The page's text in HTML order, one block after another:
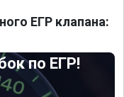
ЕГР клапана:
по ЕГР!